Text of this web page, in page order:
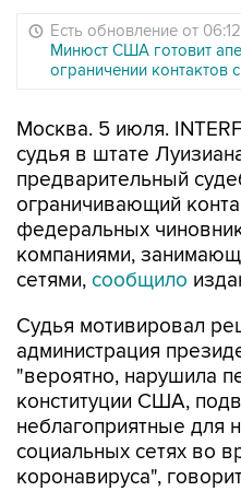
Есть обновление от 06:12
Минюст США готовит
ограничении контактов
Москва. 5 июля.
судья в штате
предварительный
ограничивающий
федеральных
компаниями,
сетями, сообщило
Судья мотивировал
администрация
"вероятно, нарушила
конституции США,
неблагоприятные для
социальных сетях во
коронавируса",